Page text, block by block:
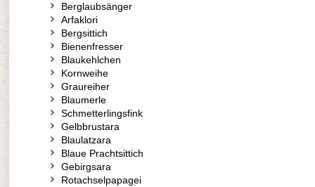
Berglaubsänger
Arfaklori
Bergsittich
Bienenfresser
Blaukehlchen
Kornweihe
Graureiher
Blaumerle
Schmetterlingsfink
Gelbbrustara
Blaulatzara
Blaue Prachtsittich
Gebirgsara
Rotachselpapagei